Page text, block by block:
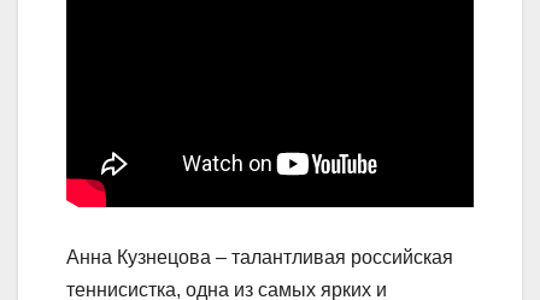
Анна Кузнецова – талантливая российская
теннисистка, одна из самых ярких и